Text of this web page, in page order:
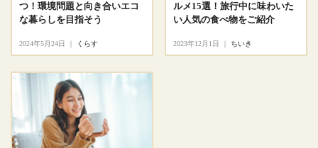
つ！環境問題と向き合いエコ
な暮らしを目指そう
2024年5月24日 くらす
ルメ15選！旅行中に味わいた
い人気の食べ物をご紹介
2023年12月1日 ちいき